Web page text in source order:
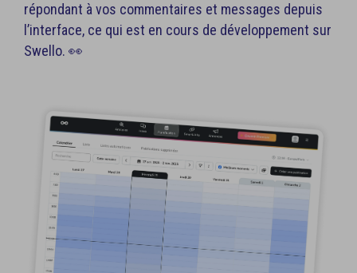
répondant à vos commentaires et messages depuis
l’interface, ce qui est en cours de développement sur
Swello. 👀